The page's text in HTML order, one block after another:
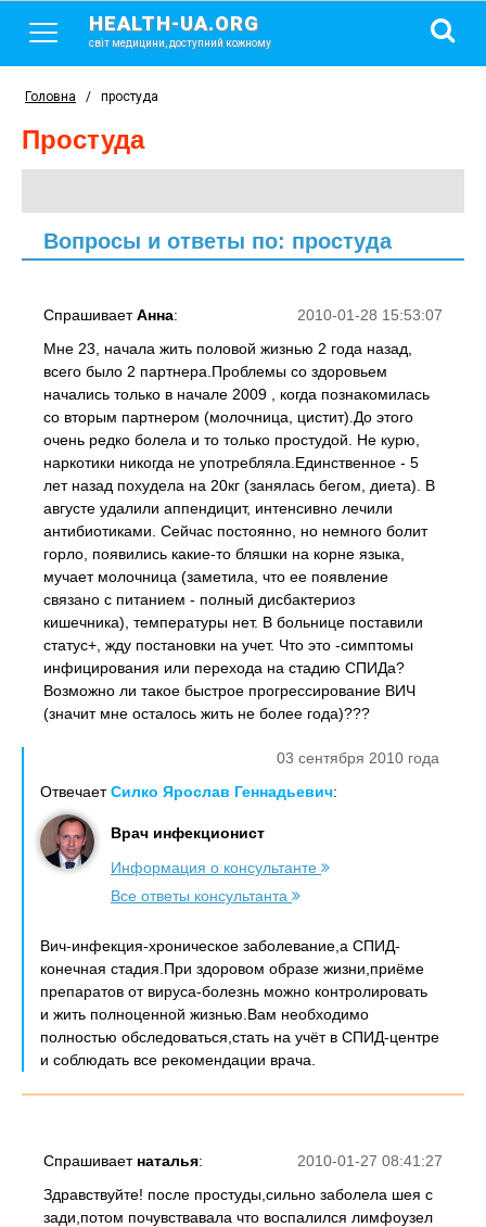
HEALTH-UA.ORG
світ медицини, доступний кожному
Головна / простуда
простуда
Вопросы и ответы по: простуда
2010-01-28 15:53:07
СпрашиваетАнна:
Мне 23, начала жить половой жизнью 2 года назад,
всего было 2 партнера.Проблемы со здоровьем
начались только в начале 2009 , когда познакомилась
со вторым партнером (молочница, цистит).До этого
очень редко болела и то только простудой. Не курю,
наркотики никогда не употребляла.Единственное - 5
лет назад похудела на 20кг (занялась бегом, диета). В
августе удалили аппендицит, интенсивно лечили
антибиотиками. Сейчас постоянно, но немного болит
горло, появились какие-то бляшки на корне языка,
мучает молочница (заметила, что ее появление
связано с питанием - полный дисбактериоз
кишечника), температуры нет. В больнице поставили
статус+, жду постановки на учет. Что это -симптомы
инфицирования или перехода на стадию СПИДа?
Возможно ли такое быстрое прогрессирование ВИЧ
(значит мне осталось жить не более года)???
03 сентября 2010 года
ОтвечаетСилко Ярослав Геннадьевич:
Врач инфекционист
Информация о консультанте
Все ответы консультанта
Вич-инфекция-хроническое заболевание,а СПИД-
конечная стадия.При здоровом образе жизни,приёме
препаратов от вируса-болезнь можно контролировать
и жить полноценной жизнью.Вам необходимо
полностью обследоваться,стать на учёт в СПИД-центре
и соблюдать все рекомендации врача.
2010-01-27 08:41:27
Спрашивает наталья:
Здравствуйте! после простуды,сильно заболела шея с
зади,потом почувствавала что воспалился лимфоузел